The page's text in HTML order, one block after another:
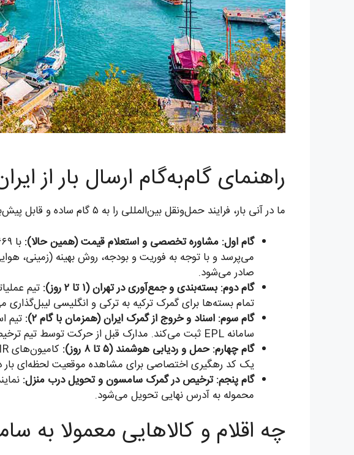
راهنمای گام‌به‌گام ارسال بار از
ما در آنی بار، فرایند حمل‌ونقل بین‌المللی را به ۵ گام ساده و قابل پیش‌بینی تبدیل کرده‌ایم:
گام اول: مشاوره تخصصی و استعلام قیمت (همین حالا):
می‌پرسد و با توجه به فوریت و بودجه، روش بهینه (زمینی،
صادر می‌شود.
گام دوم: بسته‌بندی و جمع‌آوری در تهران (۱ تا ۲ روز):
تیم
تمام بسته‌ها برای گمرک ترکیه به ترکی و انگلیسی لیبل‌گذاری
گام سوم: اسناد و خروج از گمرک ایران (همزمان با گام ۲):
سامانه EPL ثبت می‌کند. مدارک قبل از حرکت توسط تیم ترخیص ما در ترکیه پیش‌بازبینی می‌شود.
گام چهارم: حمل و ردیابی هوشمند (۵ تا ۸ روز):
یک کد رهگیری اختصاصی برای مشاهده موقعیت لحظه‌ای بار
گام پنجم: ترخیص در گمرک سامسون و تحویل درب منزل:
محموله به آدرس نهایی تحویل می‌شود.
چه اقلام و کالاهایی معمولا به